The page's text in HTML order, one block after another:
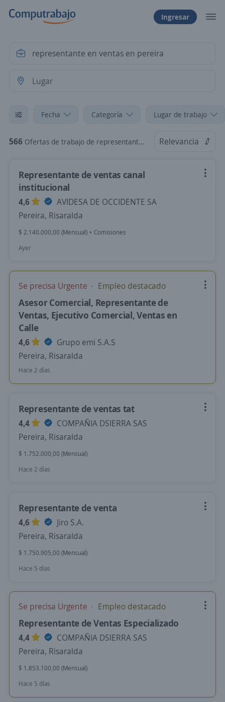
Ingresar
Fecha Categoría Lugar de trabajo
566 Ofertas de trabajo de representante en ventas en pereira Relevancia
Representante de ventas canal
institucional
4,6
AVIDESA DE OCCIDENTE SA
Pereira, Risaralda
$ 2.140.000,00 (Mensual) + Comisiones
Ayer
Se precisa Urgente Empleo destacado
Asesor Comercial, Representante de
Ventas, Ejecutivo Comercial, Ventas en
Calle
4,6
Grupo emi S.A.S
Pereira, Risaralda
Hace 2 días
Representante de ventas tat
4,4
COMPAÑIA DSIERRA SAS
Pereira, Risaralda
$ 1.752.000,00 (Mensual)
Hace 2 días
Representante de venta
4,6
Jiro S.A.
Pereira, Risaralda
$ 1.750.905,00 (Mensual)
Hace 5 días
Se precisa Urgente Empleo destacado
Representante de Ventas Especializado
4,4
COMPAÑIA DSIERRA SAS
Pereira, Risaralda
$ 1.853.100,00 (Mensual)
Hace 5 días